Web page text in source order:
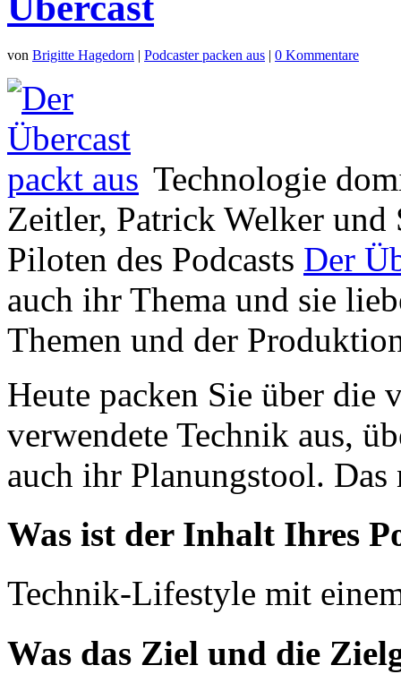
von Brigitte Hagedorn | Podcaster packen aus | 0 Kommentare
Technologie
Zeitler, Patrick Welker und
Piloten des Podcasts Der
auch ihr Thema und sie
Themen und der
Heute packen Sie über die
verwendete Technik aus,
auch ihr Planungstool.
Was ist der Inhalt Ihres
Technik-Lifestyle mit
Was das Ziel und die